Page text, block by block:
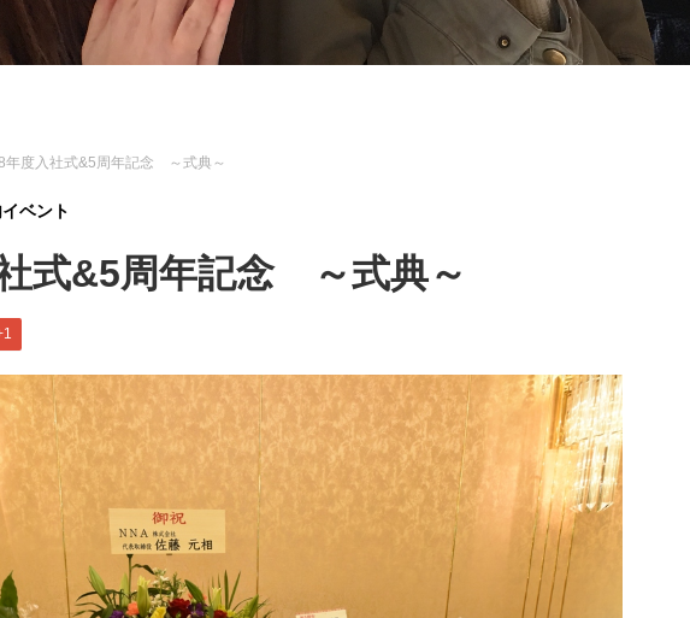
年度入社式&5周年記念 ～式典～
ベント
式&5周年記念 ～式典～